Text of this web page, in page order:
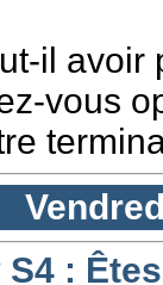
il avoir
vous
: